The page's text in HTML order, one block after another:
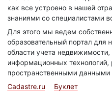
как все устроено в нашей
знаниями со специалистами
Для этого мы ведем
образовательный портал для
области учета недвижимости,
информационных технологий,
пространственными данными
Cadastre.ru
Буклет